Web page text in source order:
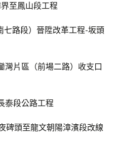
至鳳山段工程
七路段）晉陞改革工程-坂頭
灣片區（前場二路）收支口
泰段公路工程
碑頭至龍文朝陽漳濱段改線